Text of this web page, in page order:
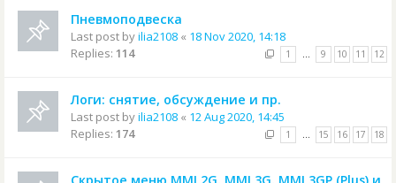
Пневмоподвеска
Last post byilia2108 « 18 Nov 2020, 14:18
Replies: 114 1 … 9 10 11 12
Логи: снятие, обсуждение и пр.
Last post byilia2108 « 12 Aug 2020, 14:45
Replies: 174 1 … 15 16 17 18